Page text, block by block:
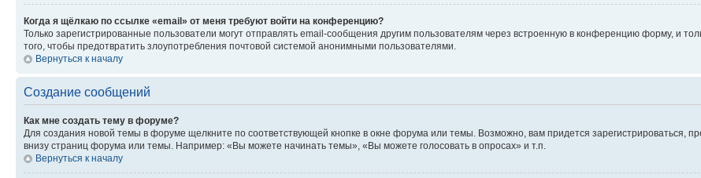
Когда я щёлкаю по ссылке «email» от меня требуют войти на конференцию?
Только зарегистрированные пользователи могут отправлять email-сообщения другим пользователям через встроенную в конференцию форму, и
того, чтобы предотвратить злоупотребления почтовой системой анонимными пользователями.
Вернуться к началу
Создание сообщений
Как мне создать тему в форуме?
Для создания новой темы в форуме щелкните по соответствующей кнопке в окне форума или темы. Возможно, вам придется зарегистрироваться,
внизу страниц форума или темы. Например: «Вы можете начинать темы», «Вы можете голосовать в опросах» и т.п.
Вернуться к началу